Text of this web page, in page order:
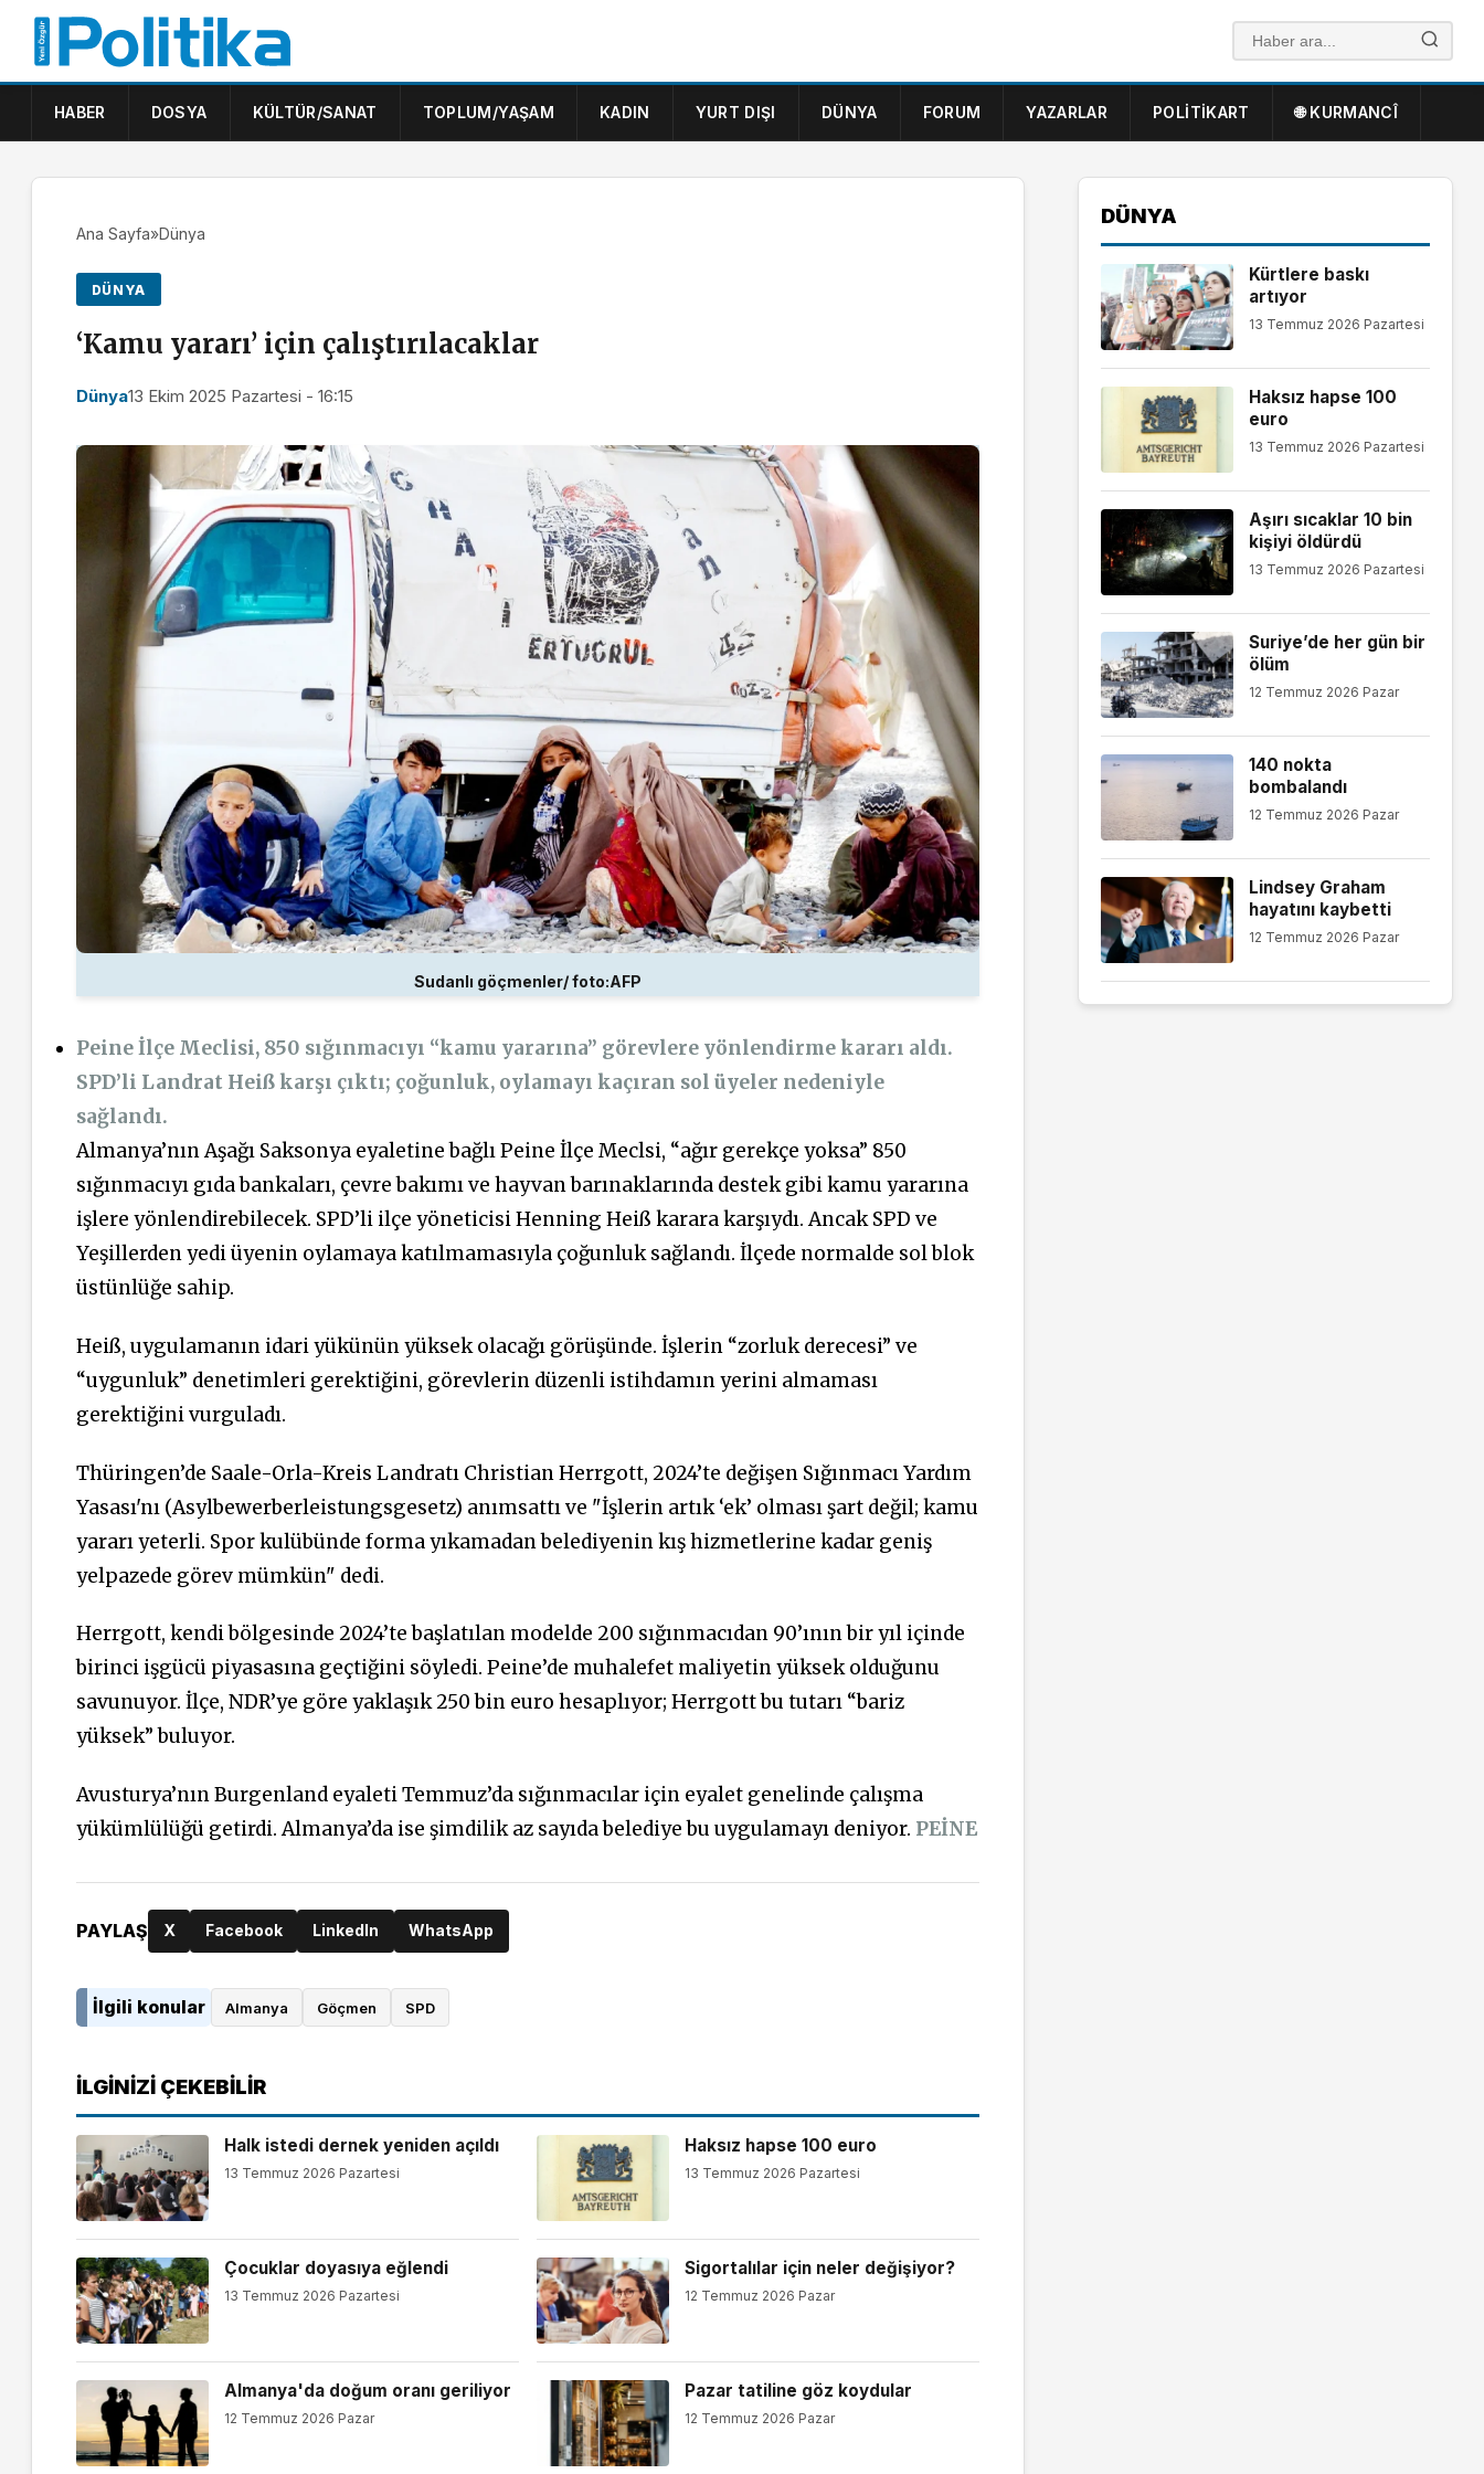
HABER DOSYA KÜLTÜR/SANAT TOPLUM/YAŞAM KADIN YURT DIŞI DÜNYA FORUM YAZARLAR POLITIKART 🌐 KURMANCÎ
Ana Sayfa»Dünya
DÜNYA
‘Kamu yararı’ için çalıştırılacaklar
Dünya13 Ekim 2025 Pazartesi - 16:15
Sudanlı göçmenler/ foto:AFP
Peine İlçe Meclisi, 850 sığınmacıyı “kamu yararına” görevlere yönlendirme kararı aldı.
SPD’li Landrat Heiß karşı çıktı; çoğunluk, oylamayı kaçıran sol üyeler nedeniyle
sağlandı.
Almanya’nın Aşağı Saksonya eyaletine bağlı Peine İlçe Meclsi, “ağır gerekçe yoksa” 850
sığınmacıyı gıda bankaları, çevre bakımı ve hayvan barınaklarında destek gibi kamu yararına
işlere yönlendirebilecek. SPD’li ilçe yöneticisi Henning Heiß karara karşıydı. Ancak SPD ve
Yeşillerden yedi üyenin oylamaya katılmamasıyla çoğunluk sağlandı. İlçede normalde sol blok
üstünlüğe sahip.
Heiß, uygulamanın idari yükünün yüksek olacağı görüşünde. İşlerin “zorluk derecesi” ve
“uygunluk” denetimleri gerektiğini, görevlerin düzenli istihdamın yerini almaması
gerektiğini vurguladı.
Thüringen’de Saale-Orla-Kreis Landratı Christian Herrgott, 2024’te değişen Sığınmacı Yardım
Yasası'nı (Asylbewerberleistungsgesetz) anımsattı ve "İşlerin artık ‘ek’ olması şart değil; kamu
yararı yeterli. Spor kulübünde forma yıkamadan belediyenin kış hizmetlerine kadar geniş
yelpazede görev mümkün" dedi.
Herrgott, kendi bölgesinde 2024’te başlatılan modelde 200 sığınmacıdan 90’ının bir yıl içinde
birinci işgücü piyasasına geçtiğini söyledi. Peine’de muhalefet maliyetin yüksek olduğunu
savunuyor. İlçe, NDR’ye göre yaklaşık 250 bin euro hesaplıyor; Herrgott bu tutarı “bariz
yüksek” buluyor.
Avusturya’nın Burgenland eyaleti Temmuz’da sığınmacılar için eyalet genelinde çalışma
yükümlülüğü getirdi. Almanya’da ise şimdilik az sayıda belediye bu uygulamayı deniyor. PEİNE
PAYLAŞ X Facebook LinkedIn WhatsApp
İlgili konular Almanya Göçmen SPD
İLGINIZI ÇEKEBILIR
Halk istedi dernek yeniden açıldı
13 Temmuz 2026 Pazartesi
Haksız hapse 100 euro
13 Temmuz 2026 Pazartesi
Çocuklar doyasıya eğlendi
13 Temmuz 2026 Pazartesi
Sigortalılar için neler değişiyor?
12 Temmuz 2026 Pazar
Almanya'da doğum oranı geriliyor
12 Temmuz 2026 Pazar
Pazar tatiline göz koydular
12 Temmuz 2026 Pazar
DÜNYA
Kürtlere baskı
artıyor
13 Temmuz 2026 Pazartesi
Haksız hapse 100
euro
13 Temmuz 2026 Pazartesi
Aşırı sıcaklar 10 bin
kişiyi öldürdü
13 Temmuz 2026 Pazartesi
Suriye’de her gün bir
ölüm
12 Temmuz 2026 Pazar
140 nokta
bombalandı
12 Temmuz 2026 Pazar
Lindsey Graham
hayatını kaybetti
12 Temmuz 2026 Pazar